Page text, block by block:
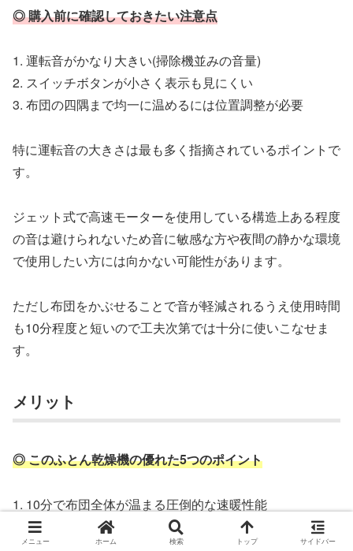
◎ 購入前に確認しておきたい注意点
1. 運転音がかなり大きい(掃除機並みの音量)
2. スイッチボタンが小さく表示も見にくい
3. 布団の四隅まで均一に温めるには位置調整が必要
特に運転音の大きさは最も多く指摘されているポイントで
す。
ジェット式で高速モーターを使用している構造上ある程度
の音は避けられないため音に敏感な方や夜間の静かな環境
で使用したい方には向かない可能性があります。
ただし布団をかぶせることで音が軽減されるうえ使用時間
も10分程度と短いので工夫次第では十分に使いこなせま
す。
メリット
◎ このふとん乾燥機の優れた5つのポイント
1. 10分で布団全体が温まる圧倒的な速暖性能
2. 約628gの軽量コンパクト設計で収納も持ち運びも楽
メニュー ホーム 検索 トップ サイドバー